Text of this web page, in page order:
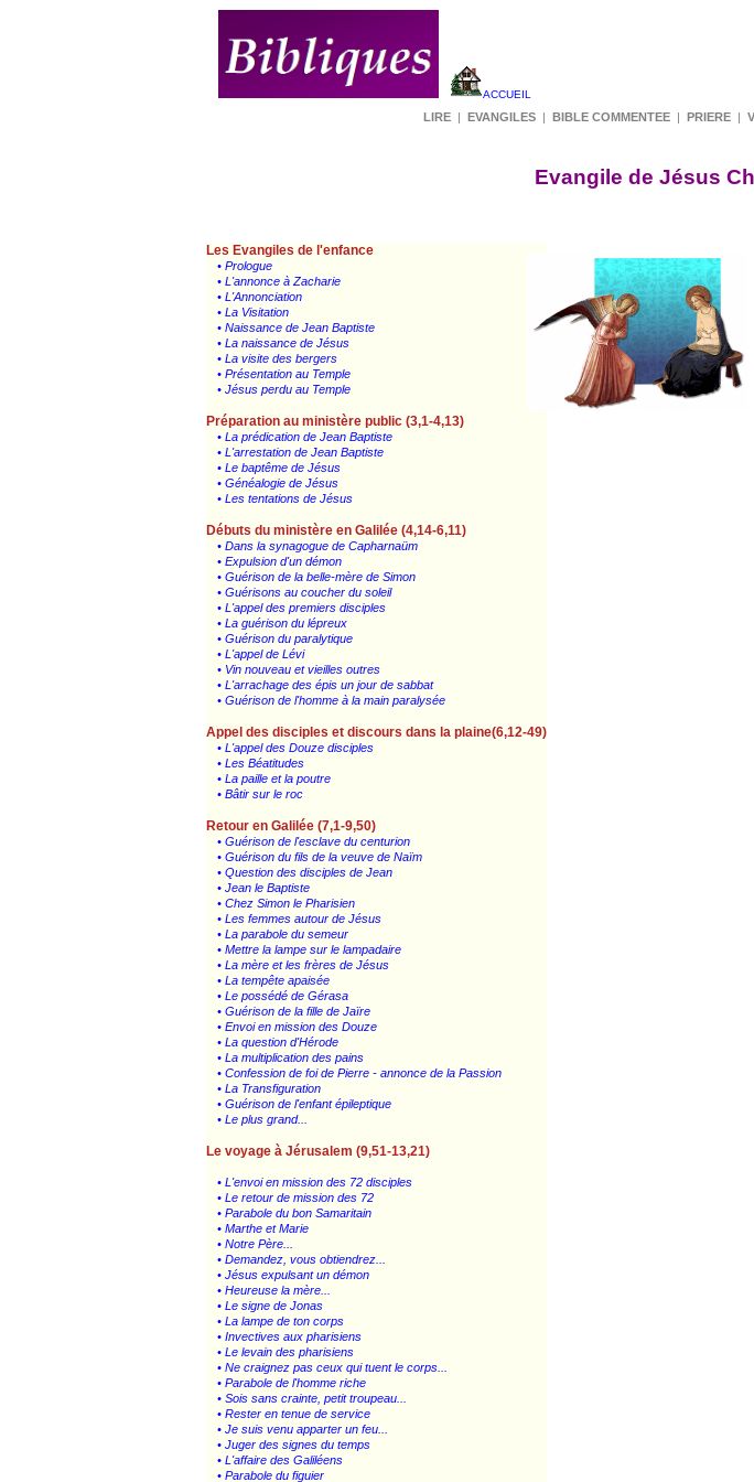
ACCUEIL
LIRE | EVANGILES | BIBLE COMMENTEE | PRIERE |
Evangile de Jésus
Les Evangiles de l'enfance
• Prologue
• L'annonce à Zacharie
• L'Annonciation
• La Visitation
• Naissance de Jean Baptiste
• La naissance de Jésus
• La visite des bergers
• Présentation au Temple
• Jésus perdu au Temple
Préparation au ministère public (3,1-4,13)
• La prédication de Jean Baptiste
• L'arrestation de Jean Baptiste
• Le baptême de Jésus
• Généalogie de Jésus
• Les tentations de Jésus
Débuts du ministère en Galilée (4,14-6,11)
• Dans la synagogue de Capharnaüm
• Expulsion d'un démon
• Guérison de la belle-mère de Simon
• Guérisons au coucher du soleil
• L'appel des premiers disciples
• La guérison du lépreux
• Guérison du paralytique
• L'appel de Lévi
• Vin nouveau et vieilles outres
• L'arrachage des épis un jour de sabbat
• Guérison de l'homme à la main paralysée
Appel des disciples et discours dans la plaine(6,12-49)
• L'appel des Douze disciples
• Les Béatitudes
• La paille et la poutre
• Bâtir sur le roc
Retour en Galilée (7,1-9,50)
• Guérison de l'esclave du centurion
• Guérison du fils de la veuve de Naïm
• Question des disciples de Jean
• Jean le Baptiste
• Chez Simon le Pharisien
• Les femmes autour de Jésus
• La parabole du semeur
• Mettre la lampe sur le lampadaire
• La mère et les frères de Jésus
• La tempête apaisée
• Le possédé de Gérasa
• Guérison de la fille de Jaïre
• Envoi en mission des Douze
• La question d'Hérode
• La multiplication des pains
• Confession de foi de Pierre - annonce de la Passion
• La Transfiguration
• Guérison de l'enfant épileptique
• Le plus grand...
Le voyage à Jérusalem (9,51-13,21)
• L'envoi en mission des 72 disciples
• Le retour de mission des 72
• Parabole du bon Samaritain
• Marthe et Marie
• Notre Père...
• Demandez, vous obtiendrez...
• Jésus expulsant un démon
• Heureuse la mère...
• Le signe de Jonas
• La lampe de ton corps
• Invectives aux pharisiens
• Le levain des pharisiens
• Ne craignez pas ceux qui tuent le corps...
• Parabole de l'homme riche
• Sois sans crainte, petit troupeau...
• Rester en tenue de service
• Je suis venu apparter un feu...
• Juger des signes du temps
• L'affaire des Galiléens
• Parabole du figuier